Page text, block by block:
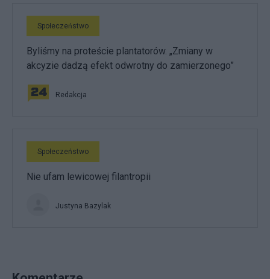
Społeczeństwo
Byliśmy na proteście plantatorów. „Zmiany w
akcyzie dadzą efekt odwrotny do zamierzonego”
Redakcja
Społeczeństwo
Nie ufam lewicowej filantropii
Justyna Bazylak